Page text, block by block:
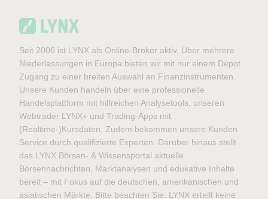
Seit 2006 ist LYNX als Online-Broker aktiv. Über mehrere
Niederlassungen in Europa bieten wir mit nur einem Depot
Zugang zu einer breiten Auswahl an Finanzinstrumenten.
Unsere Kunden handeln über eine professionelle
Handelsplattform mit hilfreichen Analysetools, unseren
Webtrader LYNX+ und Trading-Apps mit
(Realtime-)Kursdaten. Zudem bekommen unsere Kunden
Service durch qualifizierte Experten. Darüber hinaus stellt
das LYNX Börsen- & Wissensportal aktuelle
Börsennachrichten, Marktanalysen und edukative Inhalte
bereit – mit Fokus auf die deutschen, amerikanischen und
asiatischen Märkte. Bitte beachten Sie: LYNX erteilt keine